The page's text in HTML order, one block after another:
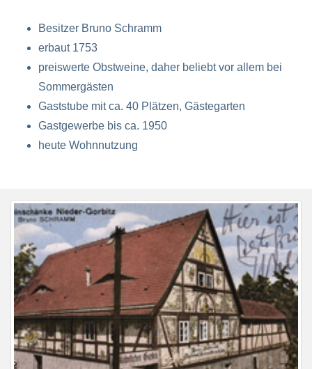
Besitzer Bruno Schramm
erbaut 1753
preiswerte Obstweine, daher beliebt vor allem bei
Sommergästen
Gaststube mit ca. 40 Plätzen, Gästegarten
Gastgewerbe bis ca. 1950
heute Wohnnutzung